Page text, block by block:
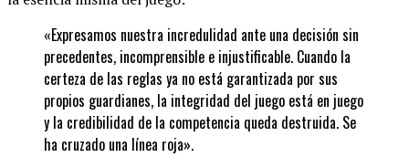
«Expresamos nuestra incredulidad ante una decisión sin
precedentes, incomprensible e injustificable. Cuando la
certeza de las reglas ya no está garantizada por sus
propios guardianes, la integridad del juego está en juego
y la credibilidad de la competencia queda destruida. Se
ha cruzado una línea roja».